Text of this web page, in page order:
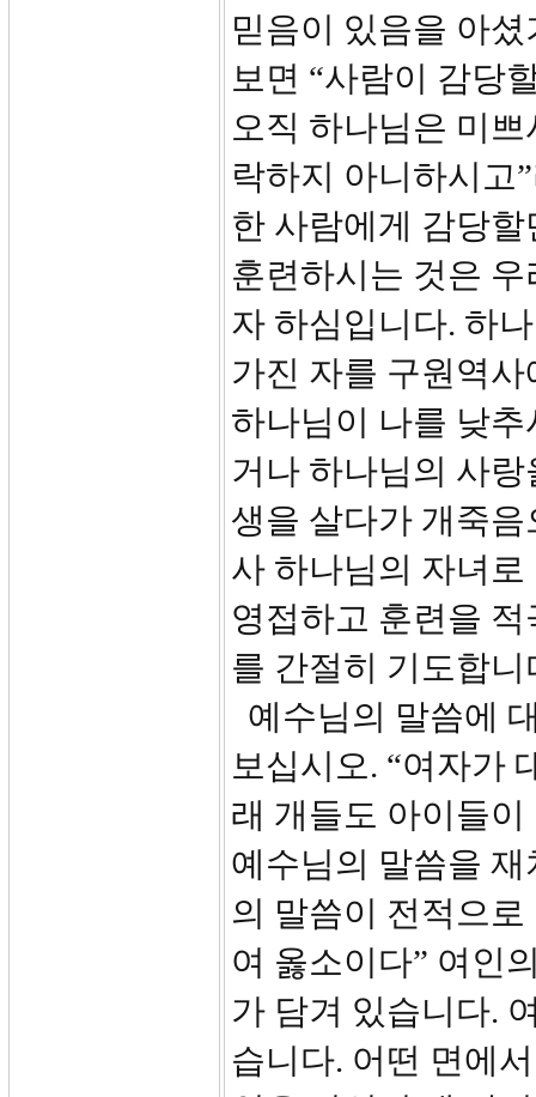
믿음이 있음을 아
보면 “사람이 감당
오직 하나님은 미
락하지 아니하시고
한 사람에게 감당
훈련하시는 것은
자 하심입니다. 하
가진 자를 구원역
하나님이 나를 낮
거나 하나님의 사
생을 살다가 개죽
사 하나님의 자녀
영접하고 훈련을
를 간절히 기도합니
예수님의 말씀에
보십시오. “여자가
래 개들도 아이들
예수님의 말씀을
의 말씀이 전적으로
여 옳소이다” 여인
가 담겨 있습니다.
습니다. 어떤 면에